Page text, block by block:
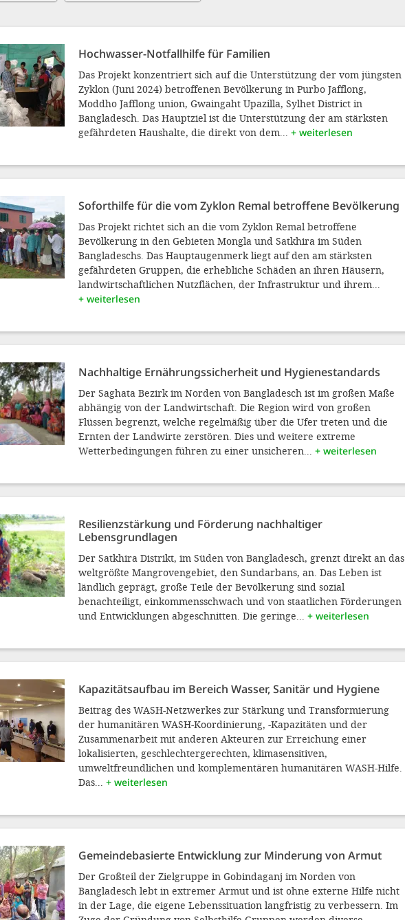
Hochwasser-Notfallhilfe für Familien
Das Projekt konzentriert sich auf die Unterstützung der vom jüngsten
Zyklon (Juni 2024) betroffenen Bevölkerung in Purbo Jafflong,
Moddho Jafflong union, Gwaingaht Upazilla, Sylhet District in
Bangladesch. Das Hauptziel ist die Unterstützung der am stärksten
gefährdeten Haushalte, die direkt von dem... + weiterlesen
Soforthilfe für die vom Zyklon Remal betroffene Bevölkerung
Das Projekt richtet sich an die vom Zyklon Remal betroffene
Bevölkerung in den Gebieten Mongla und Satkhira im Süden
Bangladeschs. Das Hauptaugenmerk liegt auf den am stärksten
gefährdeten Gruppen, die erhebliche Schäden an ihren Häusern,
landwirtschaftlichen Nutzflächen, der Infrastruktur und ihrem...
+ weiterlesen
Nachhaltige Ernährungssicherheit und Hygienestandards
Der Saghata Bezirk im Norden von Bangladesch ist im großen Maße
abhängig von der Landwirtschaft. Die Region wird von großen
Flüssen begrenzt, welche regelmäßig über die Ufer treten und die
Ernten der Landwirte zerstören. Dies und weitere extreme
Wetterbedingungen führen zu einer unsicheren... + weiterlesen
Resilienzstärkung und Förderung nachhaltiger
Lebensgrundlagen
Der Satkhira Distrikt, im Süden von Bangladesch, grenzt direkt an das
weltgrößte Mangrovengebiet, den Sundarbans, an. Das Leben ist
ländlich geprägt, große Teile der Bevölkerung sind sozial
benachteiligt, einkommensschwach und von staatlichen Förderungen
und Entwicklungen abgeschnitten. Die geringe... + weiterlesen
Kapazitätsaufbau im Bereich Wasser, Sanitär und Hygiene
Beitrag des WASH-Netzwerkes zur Stärkung und Transformierung
der humanitären WASH-Koordinierung, -Kapazitäten und der
Zusammenarbeit mit anderen Akteuren zur Erreichung einer
lokalisierten, geschlechtergerechten, klimasensitiven,
umweltfreundlichen und komplementären humanitären WASH-Hilfe.
Das... + weiterlesen
Gemeindebasierte Entwicklung zur Minderung von Armut
Der Großteil der Zielgruppe in Gobindaganj im Norden von
Bangladesch lebt in extremer Armut und ist ohne externe Hilfe nicht
in der Lage, die eigene Lebenssituation langfristig zu verbessern. Im